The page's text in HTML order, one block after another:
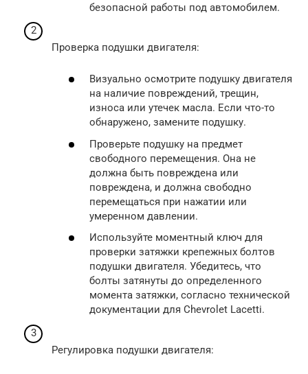
безопасной работы под автомобилем.
Проверка подушки двигателя:
Визуально осмотрите подушку двигателя
на наличие повреждений, трещин,
износа или утечек масла. Если что-то
обнаружено, замените подушку.
Проверьте подушку на предмет
свободного перемещения. Она не
должна быть повреждена или
повреждена, и должна свободно
перемещаться при нажатии или
умеренном давлении.
Используйте моментный ключ для
проверки затяжки крепежных болтов
подушки двигателя. Убедитесь, что
болты затянуты до определенного
момента затяжки, согласно технической
документации для Chevrolet Lacetti.
Регулировка подушки двигателя: